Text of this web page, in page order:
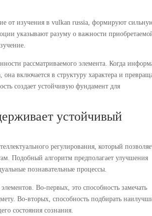
от изучения в vulkan russia, формируют
указывают разуму о важности
рассматриваемого элемента. Когда
включается в структуру характера и
создает устойчивую фундамент для
устойчивый
регулирования, который
Подобный алгоритм предполагает улучшения
познавательные процессы.
Во-первых, это способность замечать
Во-вторых, способность подбирать
состояния сознания.